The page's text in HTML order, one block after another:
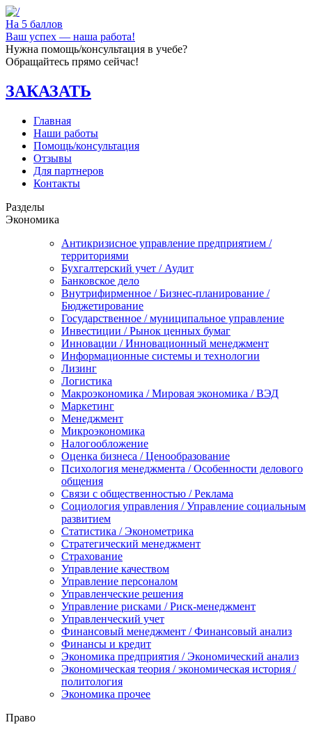
На 5 баллов
Ваш успех — наша работа!
Нужна помощь/консультация в учебе?
Обращайтесь прямо сейчас!
ЗАКАЗАТЬ
Главная
Наши работы
Помощь/консультация
Отзывы
Для партнеров
Контакты
Разделы
Экономика
Антикризисное управление предприятием /
территориями
Бухгалтерский учет / Аудит
Банковское дело
Внутрифирменное / Бизнес-планирование /
Бюджетирование
Государственное / муниципальное управление
Инвестиции / Рынок ценных бумаг
Инновации / Инновационный менеджмент
Информационные системы и технологии
Лизинг
Логистика
Макроэкономика / Мировая экономика / ВЭД
Маркетинг
Менеджмент
Микроэкономика
Налогообложение
Оценка бизнеса / Ценообразование
Психология менеджмента / Особенности делового
общения
Связи с общественностью / Реклама
Социология управления / Управление социальным
развитием
Статистика / Эконометрика
Стратегический менеджмент
Страхование
Управление качеством
Управление персоналом
Управленческие решения
Управление рисками / Риск-менеджмент
Управленческий учет
Финансовый менеджмент / Финансовый анализ
Финансы и кредит
Экономика предприятия / Экономический анализ
Экономическая теория / экономическая история /
политология
Экономика прочее
Право